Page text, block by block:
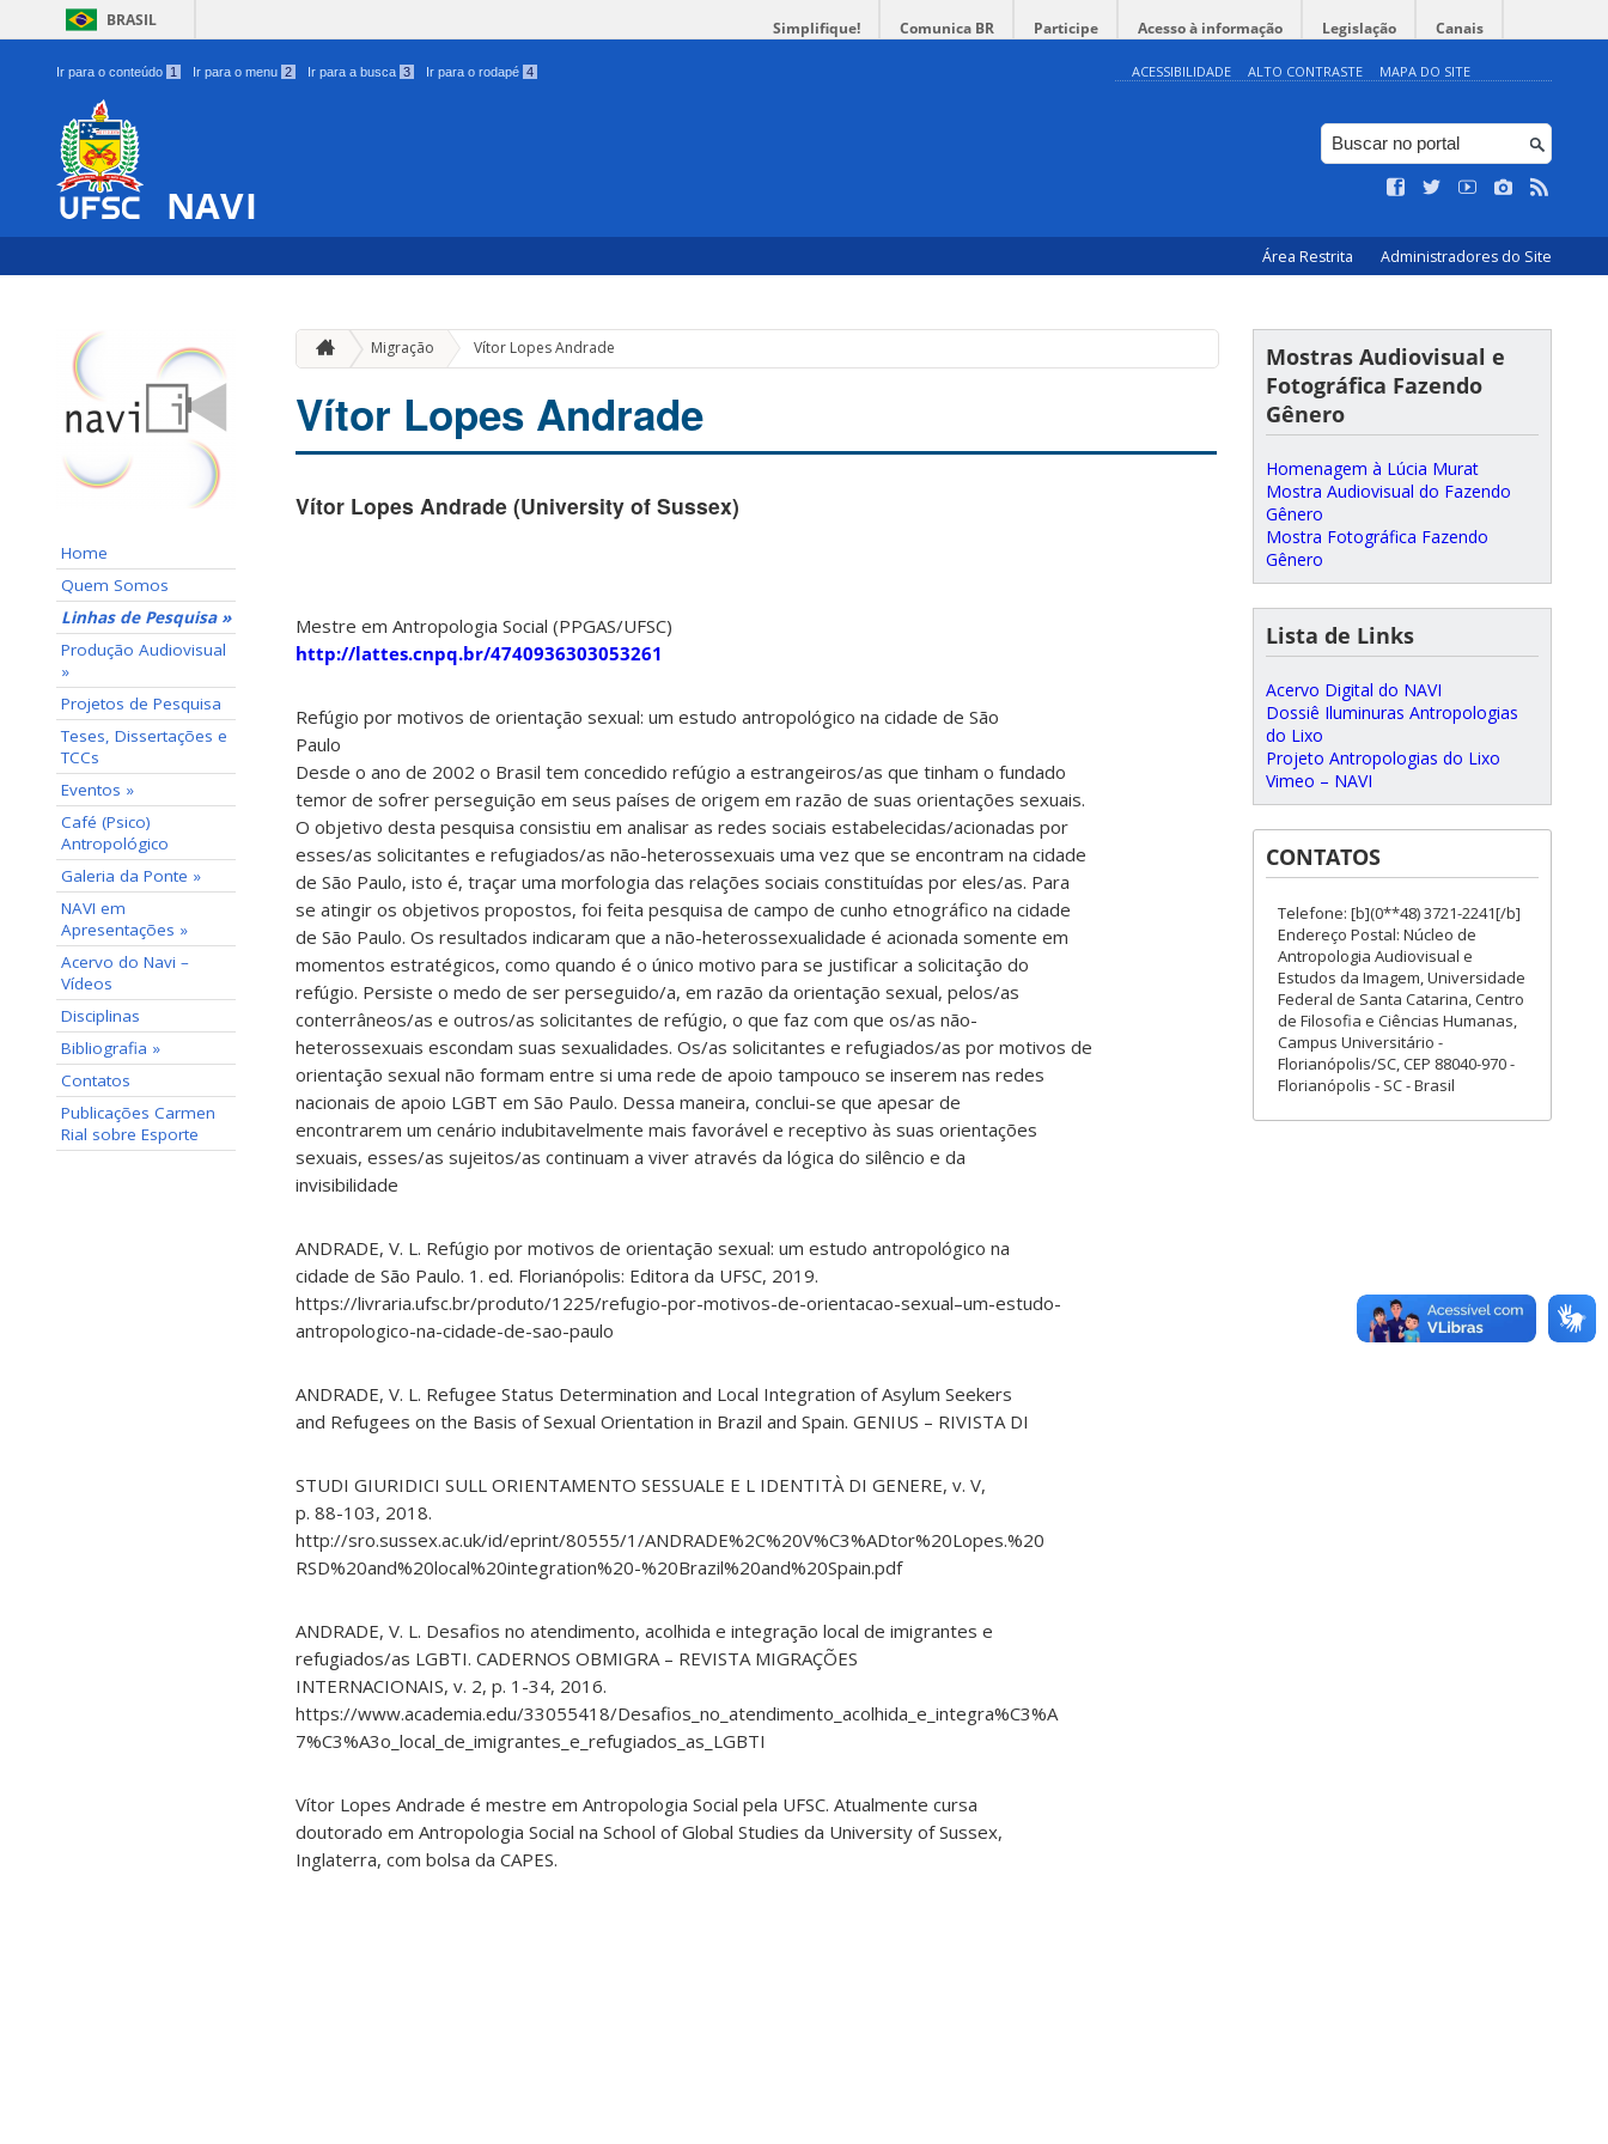
BRASIL Simplifique! Comunica BR Participe Acesso à informação Legislação Canais
Ir para o conteúdo 1 Ir para o menu 2 Ir para a busca 3 Ir para o rodapé 4 ACESSIBILIDADE ALTO CONTRASTE MAPA DO SITE
NAVI
Área Restrita Administradores do Site
Home
Quem Somos
Linhas de Pesquisa »
Produção Audiovisual
»
Projetos de Pesquisa
Teses, Dissertações e
TCCs
Eventos »
Café (Psico)
Antropológico
Galeria da Ponte »
NAVI em
Apresentações »
Acervo do Navi –
Vídeos
Disciplinas
Bibliografia »
Contatos
Publicações Carmen
Rial sobre Esporte
Migração Vítor Lopes Andrade
Vítor Lopes Andrade
Vítor Lopes Andrade (University of Sussex)
Mestre em Antropologia Social (PPGAS/UFSC)
http://lattes.cnpq.br/4740936303053261
Refúgio por motivos de orientação sexual: um estudo antropológico na cidade de São
Paulo
Desde o ano de 2002 o Brasil tem concedido refúgio a estrangeiros/as que tinham o fundado
temor de sofrer perseguição em seus países de origem em razão de suas orientações sexuais.
O objetivo desta pesquisa consistiu em analisar as redes sociais estabelecidas/acionadas por
esses/as solicitantes e refugiados/as não-heterossexuais uma vez que se encontram na cidade
de São Paulo, isto é, traçar uma morfologia das relações sociais constituídas por eles/as. Para
se atingir os objetivos propostos, foi feita pesquisa de campo de cunho etnográfico na cidade
de São Paulo. Os resultados indicaram que a não-heterossexualidade é acionada somente em
momentos estratégicos, como quando é o único motivo para se justificar a solicitação do
refúgio. Persiste o medo de ser perseguido/a, em razão da orientação sexual, pelos/as
conterrâneos/as e outros/as solicitantes de refúgio, o que faz com que os/as não-
heterossexuais escondam suas sexualidades. Os/as solicitantes e refugiados/as por motivos de
orientação sexual não formam entre si uma rede de apoio tampouco se inserem nas redes
nacionais de apoio LGBT em São Paulo. Dessa maneira, conclui-se que apesar de
encontrarem um cenário indubitavelmente mais favorável e receptivo às suas orientações
sexuais, esses/as sujeitos/as continuam a viver através da lógica do silêncio e da
invisibilidade
ANDRADE, V. L. Refúgio por motivos de orientação sexual: um estudo antropológico na
cidade de São Paulo. 1. ed. Florianópolis: Editora da UFSC, 2019.
https://livraria.ufsc.br/produto/1225/refugio-por-motivos-de-orientacao-sexual–um-estudo-
antropologico-na-cidade-de-sao-paulo
ANDRADE, V. L. Refugee Status Determination and Local Integration of Asylum Seekers
and Refugees on the Basis of Sexual Orientation in Brazil and Spain. GENIUS – RIVISTA DI
STUDI GIURIDICI SULL ORIENTAMENTO SESSUALE E L IDENTITÀ DI GENERE, v. V,
p. 88-103, 2018.
http://sro.sussex.ac.uk/id/eprint/80555/1/ANDRADE%2C%20V%C3%ADtor%20Lopes.%20
RSD%20and%20local%20integration%20-%20Brazil%20and%20Spain.pdf
ANDRADE, V. L. Desafios no atendimento, acolhida e integração local de imigrantes e
refugiados/as LGBTI. CADERNOS OBMIGRA – REVISTA MIGRAÇÕES
INTERNACIONAIS, v. 2, p. 1-34, 2016.
https://www.academia.edu/33055418/Desafios_no_atendimento_acolhida_e_integra%C3%A
7%C3%A3o_local_de_imigrantes_e_refugiados_as_LGBTI
Vítor Lopes Andrade é mestre em Antropologia Social pela UFSC. Atualmente cursa
doutorado em Antropologia Social na School of Global Studies da University of Sussex,
Inglaterra, com bolsa da CAPES.
Mostras Audiovisual e
Fotográfica Fazendo
Gênero
Homenagem à Lúcia Murat
Mostra Audiovisual do Fazendo
Gênero
Mostra Fotográfica Fazendo
Gênero
Lista de Links
Acervo Digital do NAVI
Dossiê Iluminuras Antropologias
do Lixo
Projeto Antropologias do Lixo
Vimeo – NAVI
CONTATOS
Telefone: [b](0**48) 3721-2241[/b]
Endereço Postal: Núcleo de
Antropologia Audiovisual e
Estudos da Imagem, Universidade
Federal de Santa Catarina, Centro
de Filosofia e Ciências Humanas,
Campus Universitário -
Florianópolis/SC, CEP 88040-970 -
Florianópolis - SC - Brasil